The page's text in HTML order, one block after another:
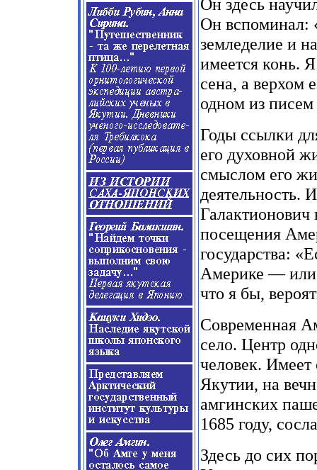
Он здесь
Он вспоминал:
земледелие и
имеется конь.
сена, а верхом
одном из
Годы ссылки
его духовной
смыслом его
деятельность.
Галактионович
посещения
государства:
Америке — или
что я бы,
Современная
село. Центр
человек.
Якутии, на
амгинских
1685 году,
Здесь до сих